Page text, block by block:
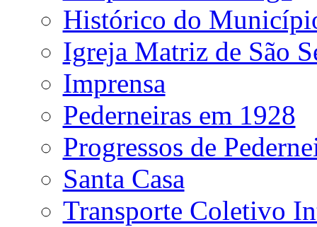
Histórico do
Igreja Matriz de São
Imprensa
Pederneiras em 1928
Progressos de
Santa Casa
Transporte Coletivo